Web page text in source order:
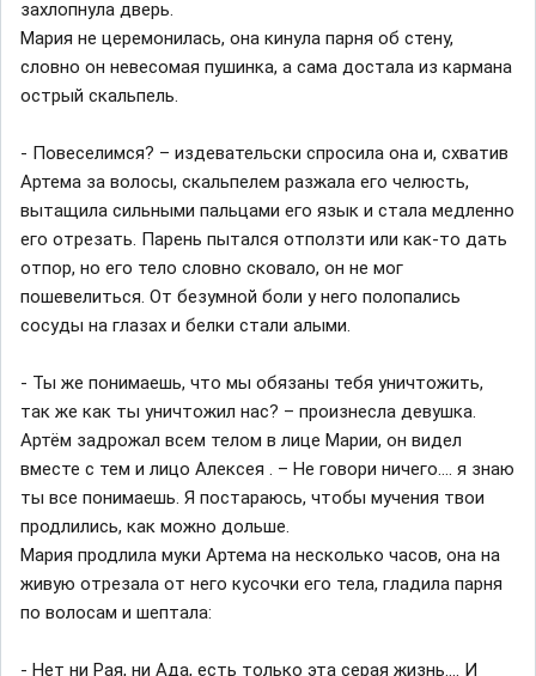
захлопнула дверь.
Мария не церемонилась, она кинула парня об стену,
словно он невесомая пушинка, а сама достала из кармана
острый скальпель.
- Повеселимся? – издевательски спросила она и, схватив
Артема за волосы, скальпелем разжала его челюсть,
вытащила сильными пальцами его язык и стала медленно
его отрезать. Парень пытался отползти или как-то дать
отпор, но его тело словно сковало, он не мог
пошевелиться. От безумной боли у него полопались
сосуды на глазах и белки стали алыми.
- Ты же понимаешь, что мы обязаны тебя уничтожить,
так же как ты уничтожил нас? – произнесла девушка.
Артём задрожал всем телом в лице Марии, он видел
вместе с тем и лицо Алексея . – Не говори ничего…. я знаю
ты все понимаешь. Я постараюсь, чтобы мучения твои
продлились, как можно дольше.
Мария продлила муки Артема на несколько часов, она на
живую отрезала от него кусочки его тела, гладила парня
по волосам и шептала:
- Нет ни Рая, ни Ада, есть только эта серая жизнь…. И